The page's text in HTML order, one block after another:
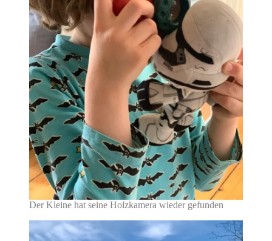
Der Kleine hat seine Holzkamera wieder gefunden